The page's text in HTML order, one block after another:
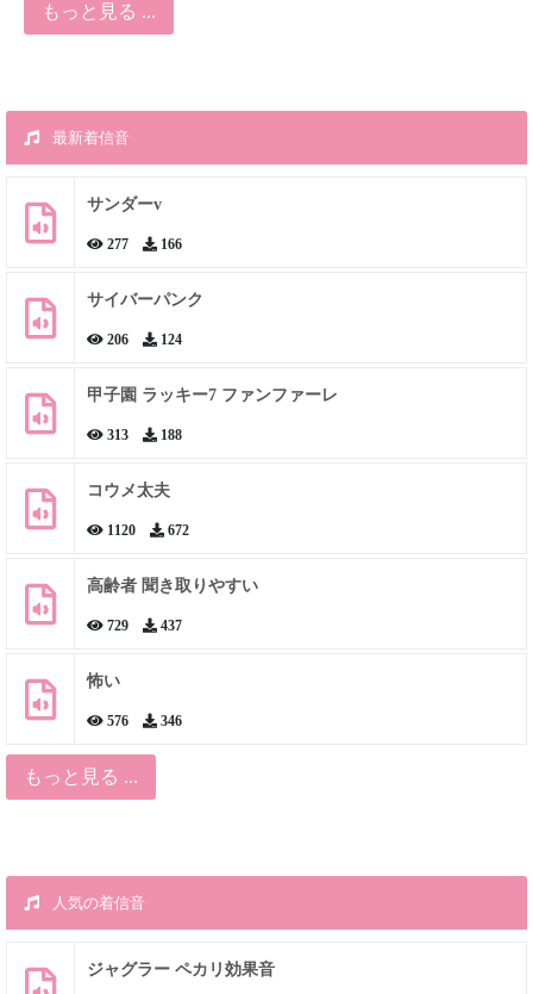
もっと見る ...
最新着信音
サンダーv
277 166
サイバーパンク
206 124
甲子園 ラッキー7 ファンファーレ
313 188
コウメ太夫
1120 672
高齢者 聞き取りやすい
729 437
怖い
576 346
もっと見る ...
人気の着信音
ジャグラー ペカリ効果音